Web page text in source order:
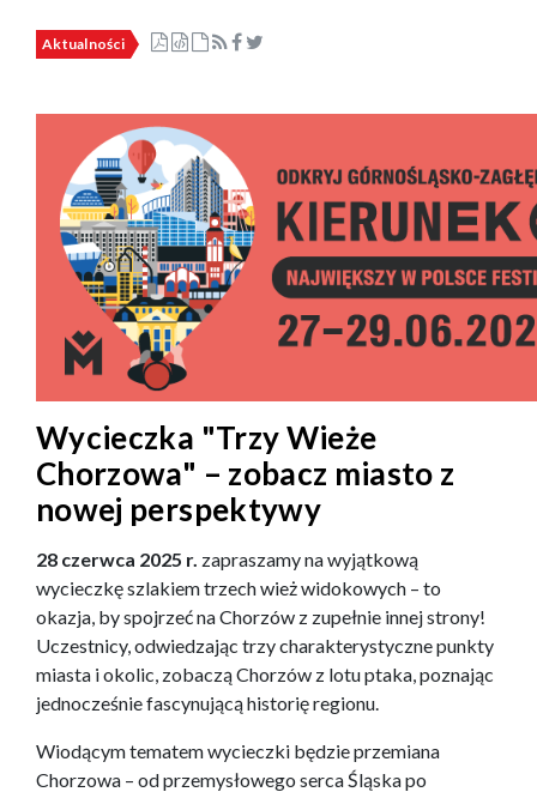
Aktualności
Wycieczka "Trzy Wieże
Chorzowa" – zobacz miasto z
nowej perspektywy
28 czerwca 2025 r. zapraszamy na wyjątkową
wycieczkę szlakiem trzech wież widokowych – to
okazja, by spojrzeć na Chorzów z zupełnie innej strony!
Uczestnicy, odwiedzając trzy charakterystyczne punkty
miasta i okolic, zobaczą Chorzów z lotu ptaka, poznając
jednocześnie fascynującą historię regionu.
Wiodącym tematem wycieczki będzie przemiana
Chorzowa – od przemysłowego serca Śląska po